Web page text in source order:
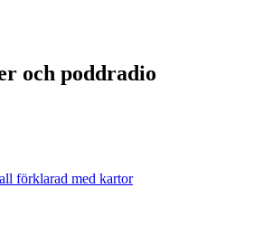
och poddradio
förklarad med kartor